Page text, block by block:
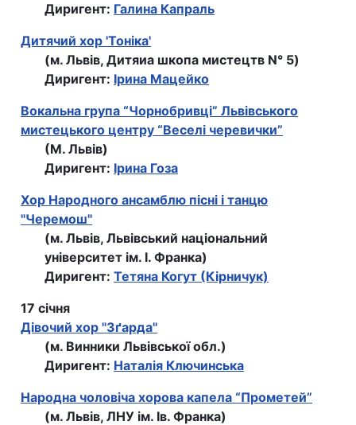
Диригент: Галина Капраль
Дитячий хор 'Тонiка'
(м. Львів, Дитяиа шкопа мистецтв N° 5)
Диригент: Ірина Мацейко
Вокальна група “Чорнобривці” Львівського
мистецького центру “Веселі черевички”
(М. Львів)
Диригент: Ірина Гоза
Хор Народного ансамблю пiснi i танцю
"Черемош"
(м. Львів, Львівський національний
університет ім. І. Франка)
Диригент: Тетяна Когут (Кірничук)
17 січня
Дівочий хор "Зґарда"
(м. Винники Львівської обл.)
Диригент: Наталія Ключинська
Народна чоловіча хорова капела “Прометей”
(м. Львів, ЛНУ ім. Ів. Франка)